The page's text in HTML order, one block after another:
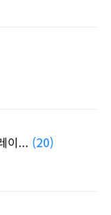
이... (20)